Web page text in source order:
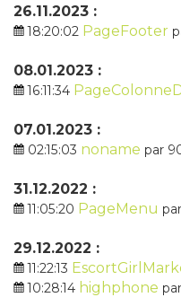
26.11.2023 :
18:20:02 PageFooter
08.01.2023 :
16:11:34
07.01.2023 :
02:15:03 noname par
31.12.2022 :
11:05:20 PageMenu
29.12.2022 :
11:22:13
10:28:14 highphone